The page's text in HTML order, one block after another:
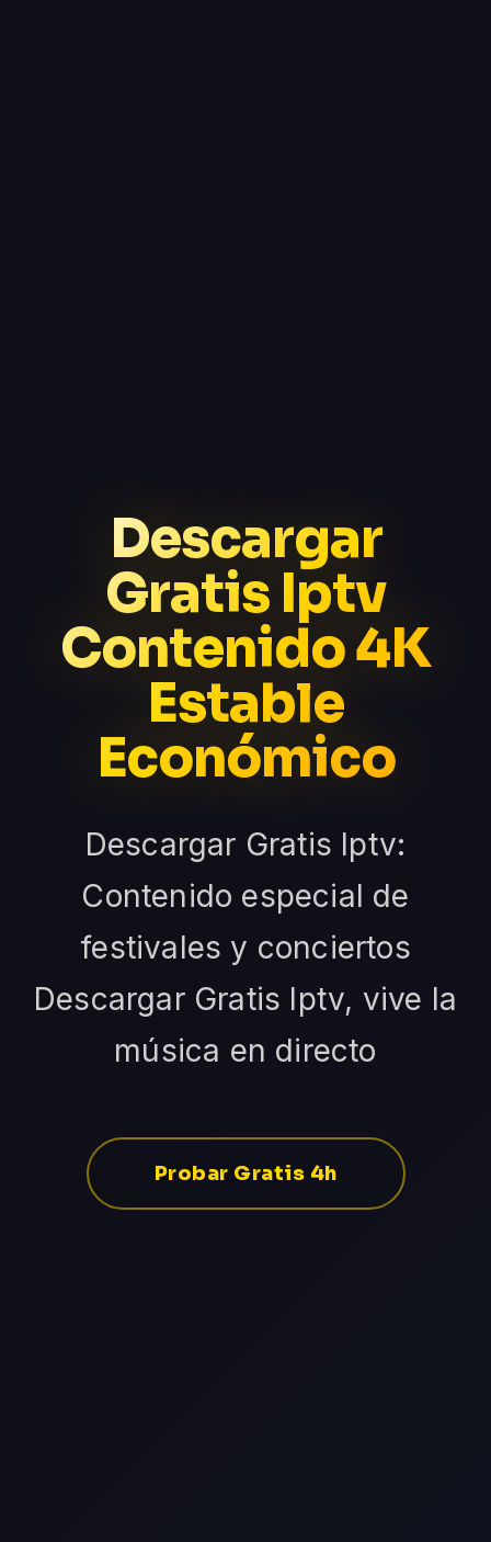
Descargar
Gratis Iptv
Contenido 4K
Estable
Económico
Descargar Gratis Iptv:
Contenido especial de
festivales y conciertos
Descargar Gratis Iptv, vive la
música en directo
Probar Gratis 4h